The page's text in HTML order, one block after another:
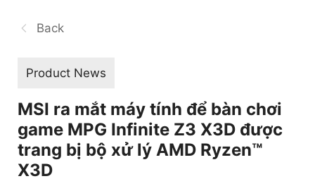
Back
Product News
MSI ra mắt máy tính để bàn chơi
game MPG Infinite Z3 X3D được
trang bị bộ xử lý AMD Ryzen™
X3D